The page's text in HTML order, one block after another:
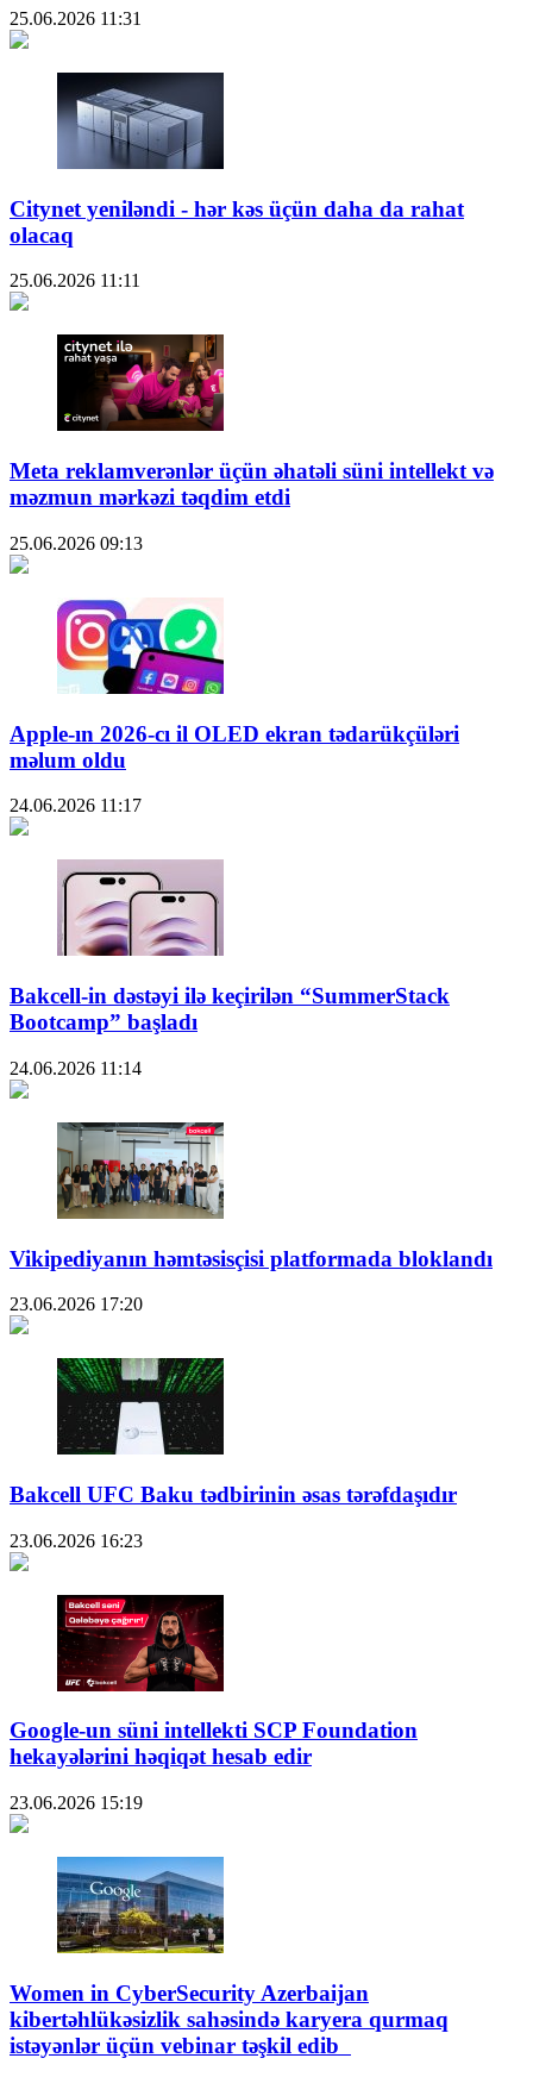
25.06.2026 11:31
Citynet yeniləndi - hər kəs üçün daha da rahat
olacaq
25.06.2026 11:11
Meta reklamverənlər üçün əhatəli süni intellekt və
məzmun mərkəzi təqdim etdi
25.06.2026 09:13
Apple-ın 2026-cı il OLED ekran tədarükçüləri
məlum oldu
24.06.2026 11:17
Bakcell-in dəstəyi ilə keçirilən “SummerStack
Bootcamp” başladı
24.06.2026 11:14
Vikipediyanın həmtəsisçisi platformada bloklandı
23.06.2026 17:20
Bakcell UFC Baku tədbirinin əsas tərəfdaşıdır
23.06.2026 16:23
Google-un süni intellekti SCP Foundation
hekayələrini həqiqət hesab edir
23.06.2026 15:19
Women in CyberSecurity Azerbaijan
kibertəhlükəsizlik sahəsində karyera qurmaq
istəyənlər üçün vebinar təşkil edib